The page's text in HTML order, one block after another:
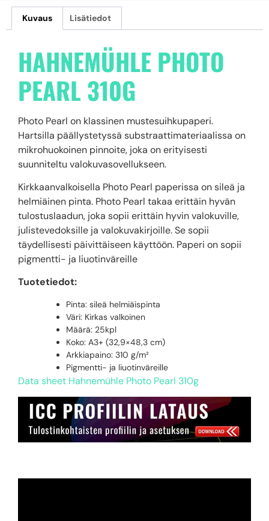
Kuvaus Lisätiedot
HAHNEMÜHLE PHOTO
PEARL 310G
Photo Pearl on klassinen mustesuihkupaperi.
Hartsilla päällystetyssä substraattimateriaalissa on
mikrohuokoinen pinnoite, joka on erityisesti
suunniteltu valokuvasovellukseen.
Kirkkaanvalkoisella Photo Pearl paperissa on sileä ja
helmiäinen pinta. Photo Pearl takaa erittäin hyvän
tulostuslaadun, joka sopii erittäin hyvin valokuville,
julistevedoksille ja valokuvakirjoille. Se sopii
täydellisesti päivittäiseen käyttöön. Paperi on sopii
pigmentti- ja liuotinväreille
Tuotetiedot:
Pinta: sileä helmiäispinta
Väri: Kirkas valkoinen
Määrä: 25kpl
Koko: A3+ (32,9×48,3 cm)
Arkkiapaino: 310 g/m²
Pigmentti- ja liuotinväreille
Data sheet Hahnemühle Photo Pearl 310g